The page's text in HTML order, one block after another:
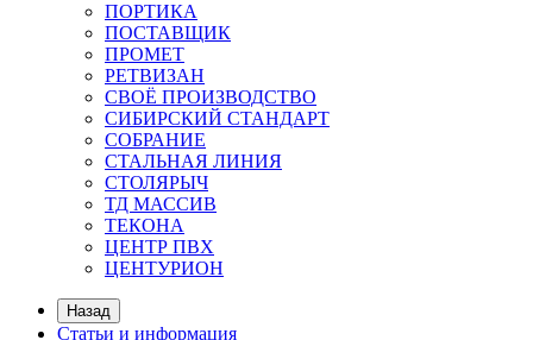
ПОРТИКА
ПОСТАВЩИК
ПРОМЕТ
РЕТВИЗАН
СВОЁ ПРОИЗВОДСТВО
СИБИРСКИЙ СТАНДАРТ
СОБРАНИЕ
СТАЛЬНАЯ ЛИНИЯ
СТОЛЯРЫЧ
ТД МАССИВ
ТЕКОНА
ЦЕНТР ПВХ
ЦЕНТУРИОН
Назад
Статьи и информация